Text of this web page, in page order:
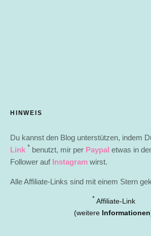
HINWEIS
Du kannst den Blog unterstützen, indem
Link * benutzt, mir per Paypal etwas in
Follower auf Instagram wirst.
Alle Affiliate-Links sind mit einem Stern
* Affiliate-Link
(weitere Informationen